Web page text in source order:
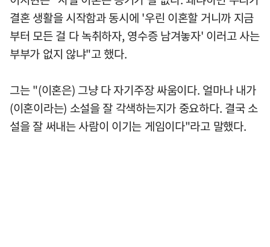
결혼 생활을 시작함과 동시에 '우린 이혼할 거니까 지금
부터 모든 걸 다 녹취하자, 영수증 남겨놓자' 이러고 사는
부부가 없지 않냐"고 했다.
그는 "(이혼은) 그냥 다 자기주장 싸움이다. 얼마나 내가
(이혼이라는) 소설을 잘 각색하는지가 중요하다. 결국 소
설을 잘 써내는 사람이 이기는 게임이다"라고 말했다.